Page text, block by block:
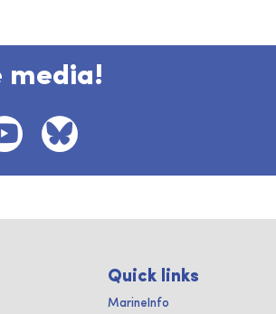
media!
Quick links
MarineInfo